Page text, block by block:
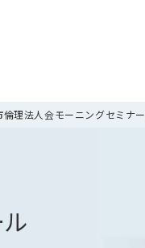
倫理法人会モーニングセミナ